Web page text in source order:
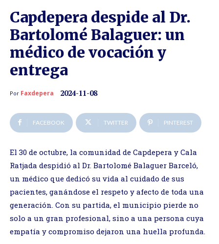
Capdepera despide al Dr.
Bartolomé Balaguer: un
médico de vocación y
entrega
Por Faxdepera 2024-11-08
FACEBOOK TWITTER PINTEREST
El 30 de octubre, la comunidad de Capdepera y Cala
Ratjada despidió al Dr. Bartolomé Balaguer Barceló,
un médico que dedicó su vida al cuidado de sus
pacientes, ganándose el respeto y afecto de toda una
generación. Con su partida, el municipio pierde no
solo a un gran profesional, sino a una persona cuya
empatía y compromiso dejaron una huella profunda.